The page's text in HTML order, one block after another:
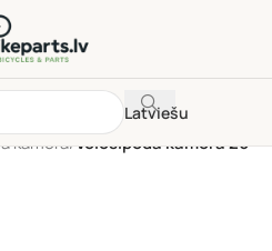
Latviešu
kamera/Velosipēda kamera 26"